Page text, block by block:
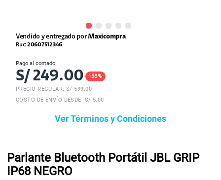
Vendido y entregado porMaxicompra
Ruc:20607512346
Pago al contado
S/ 249.00 -58%
PRECIO REGULAR: S/ 599.00
COSTO DE ENVÍO DESDE: S/ 5.00
Ver Términos y Condiciones
Parlante Bluetooth Portátil JBL GRIP
IP68 NEGRO